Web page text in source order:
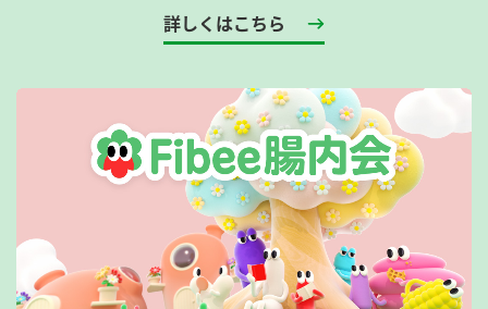
詳しくはこちら